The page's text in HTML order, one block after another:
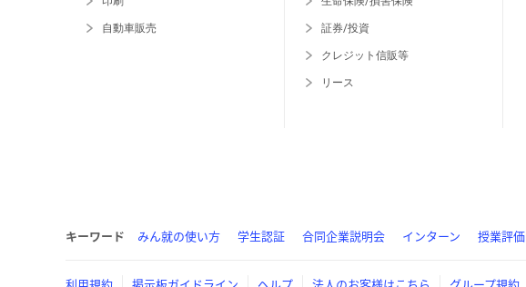
自動車販売 証券/投資
クレジット信販等
リース
キーワード みん就の使い方 学生認証 合同企業説明会 インターン 授業評価